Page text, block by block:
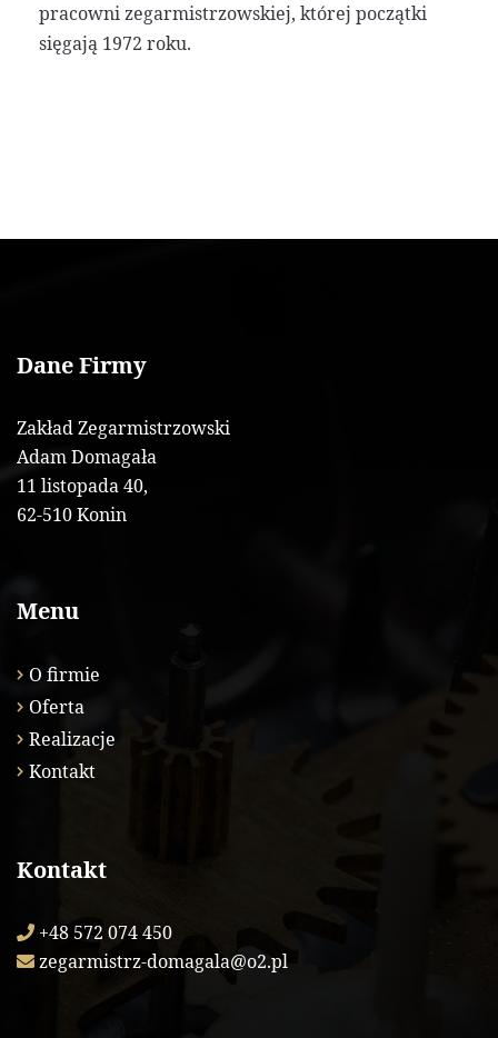
pracowni zegarmistrzowskiej, której początki
sięgają 1972 roku.
Dane Firmy
Zakład Zegarmistrzowski
Adam Domagała
11 listopada 40,
62-510 Konin
Menu
O firmie
Oferta
Realizacje
Kontakt
Kontakt
+48 572 074 450
zegarmistrz-domagala@o2.pl